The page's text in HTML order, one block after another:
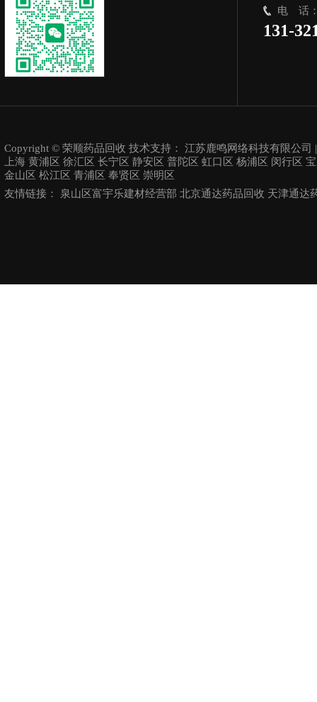
电 话
131-
Copyright © 荣顺药品回收 技术支持： 江苏鹿鸣网络科技有限公司
上海 黄浦区 徐汇区 长宁区 静安区 普陀区 虹口区 杨浦区 闵行区
金山区 松江区 青浦区 奉贤区 崇明区
友情链接： 泉山区富宇乐建材经营部 北京通达药品回收 天津通达